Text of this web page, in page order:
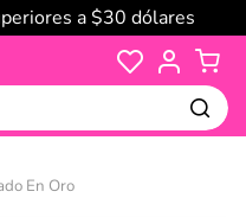
a $30 dólares
En Oro